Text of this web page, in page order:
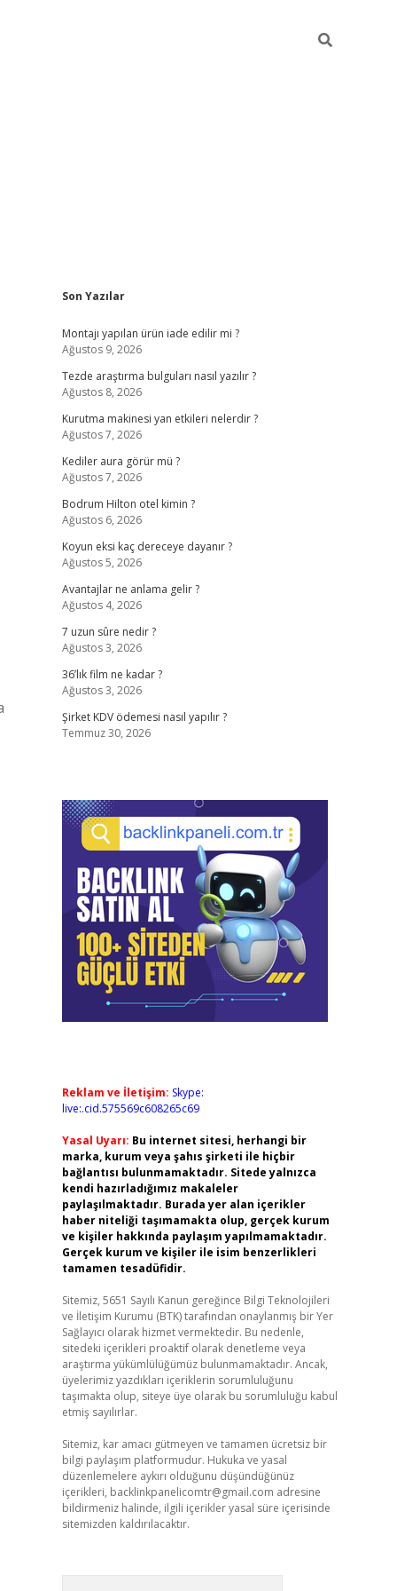
Sidebar
Son Yazılar
Montajı yapılan ürün iade edilir mi ?
Ağustos 9, 2026
Tezde araştırma bulguları nasıl yazılır ?
Ağustos 8, 2026
Kurutma makinesi yan etkileri nelerdir ?
Ağustos 7, 2026
Kediler aura görür mü ?
Ağustos 7, 2026
Bodrum Hilton otel kimin ?
Ağustos 6, 2026
Koyun eksi kaç dereceye dayanır ?
Ağustos 5, 2026
Avantajlar ne anlama gelir ?
Ağustos 4, 2026
7 uzun sûre nedir ?
Ağustos 3, 2026
36’lık film ne kadar ?
Ağustos 3, 2026
Şirket KDV ödemesi nasıl yapılır ?
Temmuz 30, 2026
Reklam ve İletişim: Skype:
live:.cid.575569c608265c69
Yasal Uyarı: Bu internet sitesi, herhangi bir
marka, kurum veya şahıs şirketi ile hiçbir
bağlantısı bulunmamaktadır. Sitede yalnızca
kendi hazırladığımız makaleler
paylaşılmaktadır. Burada yer alan içerikler
haber niteliği taşımamakta olup, gerçek kurum
ve kişiler hakkında paylaşım yapılmamaktadır.
Gerçek kurum ve kişiler ile isim benzerlikleri
tamamen tesadüfidir.
Sitemiz, 5651 Sayılı Kanun gereğince Bilgi Teknolojileri
ve İletişim Kurumu (BTK) tarafından onaylanmış bir Yer
Sağlayıcı olarak hizmet vermektedir. Bu nedenle,
sitedeki içerikleri proaktif olarak denetleme veya
araştırma yükümlülüğümüz bulunmamaktadır. Ancak,
üyelerimiz yazdıkları içeriklerin sorumluluğunu
taşımakta olup, siteye üye olarak bu sorumluluğu kabul
etmiş sayılırlar.
Sitemiz, kar amacı gütmeyen ve tamamen ücretsiz bir
bilgi paylaşım platformudur. Hukuka ve yasal
düzenlemelere aykırı olduğunu düşündüğünüz
içerikleri, backlinkpanelicomtr@gmail.com adresine
bildirmeniz halinde, ilgili içerikler yasal süre içerisinde
sitemizden kaldırılacaktır.
betcipiabellacasino sitesi